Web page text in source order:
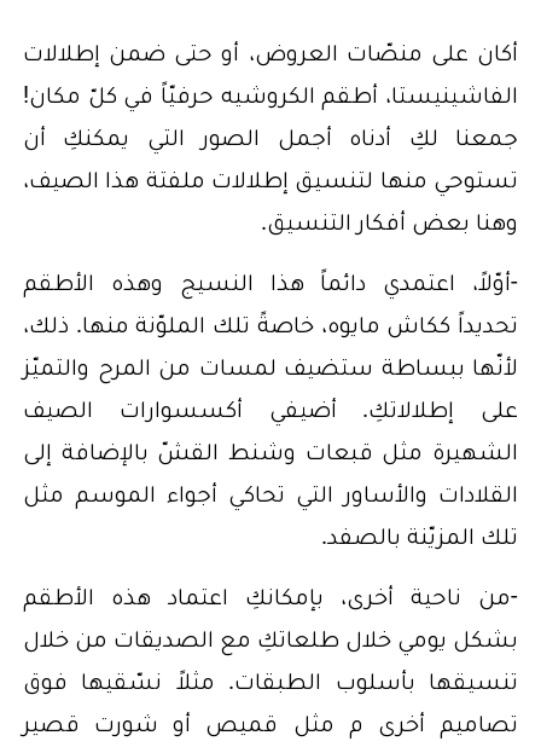
أكان على منصّات العروض، أو حتى ضمن إطلالات
الفاشينيستا، أطقم الكروشيه حرفيّاً في كلّ مكان!
جمعنا لكِ أدناه أجمل الصور التي يمكنكِ أن
تستوحي منها لتنسيق إطلالات ملفتة هذا الصيف،
وهنا بعض أفكار التنسيق.
-أوّلاً، اعتمدي دائماً هذا النسيج وهذه الأطقم
تحديداً ككاش مايوه، خاصةً تلك الملوّنة منها. ذلك،
لأنّها ببساطة ستضيف لمسات من المرح والتميّز
على إطلالاتكِ. أضيفي أكسسوارات الصيف
الشهيرة مثل قبعات وشنط القشّ بالإضافة إلى
القلادات والأساور التي تحاكي أجواء الموسم مثل
تلك المزيّنة بالصفد.
-من ناحية أخرى، بإمكانكِ اعتماد هذه الأطقم
بشكل يومي خلال طلعاتكِ مع الصديقات من خلال
تنسيقها بأسلوب الطبقات. مثلاً نسّقيها فوق
تصاميم أخرى م مثل قميص أو شورت قصير